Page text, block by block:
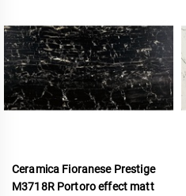
Ceramica Fioranese Prestige
M3718R Portoro effect matt